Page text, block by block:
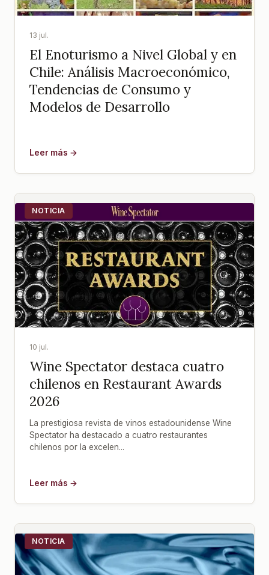
13 jul.
El Enoturismo a Nivel Global y en
Chile: Análisis Macroeconómico,
Tendencias de Consumo y
Modelos de Desarrollo
Leer más →
NOTICIA
10 jul.
Wine Spectator destaca cuatro
chilenos en Restaurant Awards
2026
La prestigiosa revista de vinos estadounidense Wine
Spectator ha destacado a cuatro restaurantes
chilenos por la excelen...
Leer más →
NOTICIA